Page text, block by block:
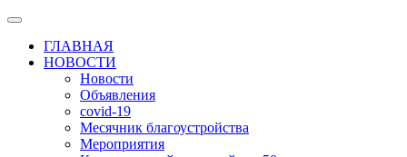
ГЛАВНАЯ
НОВОСТИ
Новости
Объявления
covid-19
Месячник благоустройства
Мероприятия